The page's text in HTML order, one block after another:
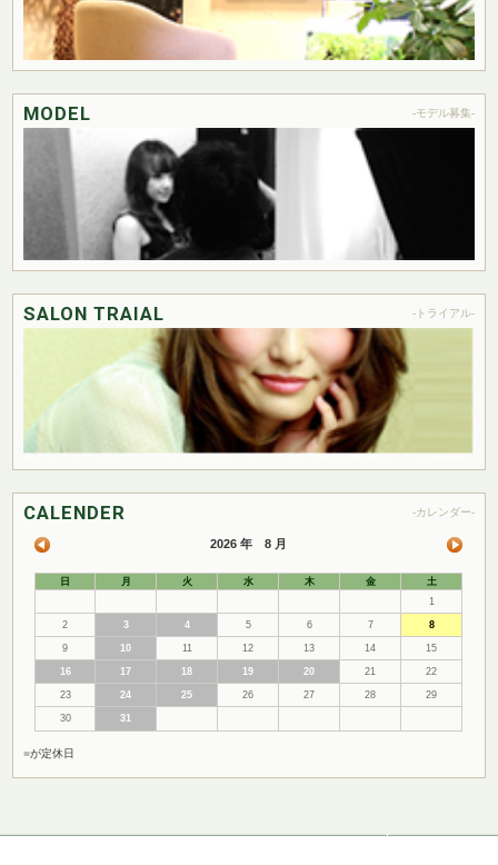
MODEL -モデル募集-
SALON TRAIAL -トライアル-
CALENDER -カレンダー-
2026 年 8 月
日 月 火 水 木 金
土
1
2 3 4 5 6 7 8
9 10 11 12 13 14 15
16 17 18 19 20 21 22
23 24 25 26 27 28 29
30 31
■が定休日